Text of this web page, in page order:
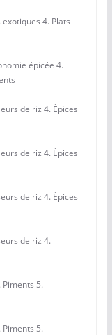
4. Plats
épicée 4.
de riz 4. Épices
de riz 4. Épices
de riz 4. Épices
de riz 4.
Piments 5.
Piments 5.